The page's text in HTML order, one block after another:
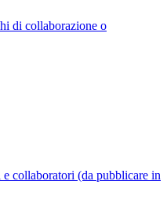
di collaborazione o
e collaboratori (da pubblicare in